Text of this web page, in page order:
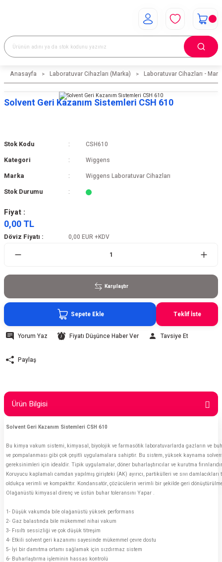
Anasayfa Laboratuvar Cihazları (Marka) Laboratuvar Cihazları -
Solvent Geri Kazanım Sistemleri CSH 610
Stok Kodu CSH610
Kategori Wiggens
Marka Wiggens Laboratuvar Cihazları
Stok Durumu
Fiyat :
0,00 TL
Döviz Fiyatı : 0,00 EUR +KDV
Karşılaştır
Sepete Ekle Teklif İste
Yorum Yaz Fiyatı Düşünce Haber Ver Tavsiye Et
Paylaş
Ürün Bilgisi
Solvent Geri Kazanım Sistemleri CSH 610
Bu kimya vakum sistemi, kimyasal, biyolojik ve farmasötik laboratuvarlarda gazların ve
ve pompalanması gibi çok çeşitli uygulamalara sahiptir. Bu sistem, yüksek kaynama
gereksinimleri için idealdir. Tipik uygulamalar, döner buharlaştırıcılar ve kurutma
Koruyucu kaplamalı camdan yapılmış girişteki (AK) ayırıcı, partikülleri ve sıvı
oldukça verimli ve kompakttır. Kondansatör, çözücülerin verimli bir şekilde geri
Olağanüstü kimyasal direnç ve üstün buhar toleransını Yapar .
1- Düşük vakumda bile olağanüstü yüksek performans
2- Gaz balastında bile mükemmel nihai vakum
3- Fısıltı sessizliği ve çok düşük titreşim
4- Etkili solvent geri kazanımı sayesinde mükemmel çevre dostu
5- İyi bir damıtma ortamı sağlamak için sızdırmaz sistem
6- Buharlaştırma işleminin hassas kontrolü